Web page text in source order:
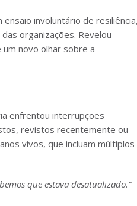
involuntário de
organizações. Revelou
novo olhar sobre a
enfrentou interrupções
revistos recentemente ou
vivos, que incluam múltiplos
que estava desatualizado.”